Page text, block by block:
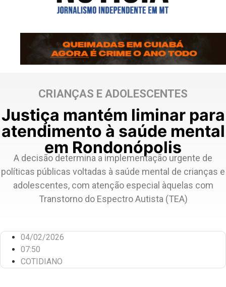
CRIANÇAS E ADOLESCENTES
Justiça mantém liminar para
atendimento à saúde mental
em Rondonópolis
A decisão determina a implementação urgente de
políticas públicas voltadas à saúde mental de crianças e
adolescentes, com atenção especial àquelas com
Transtorno do Espectro Autista (TEA)
04/02/2026
07:50
COTIDIANO